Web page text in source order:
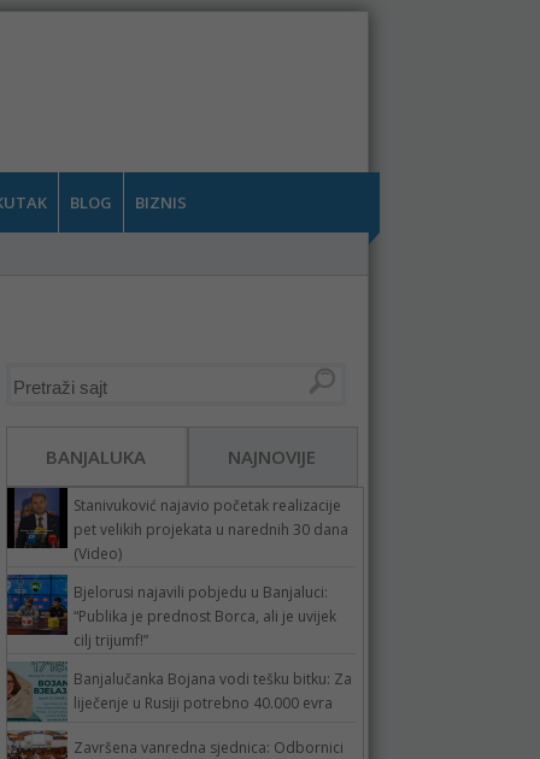
BLOG BIZNIS
BANJALUKA NAJNOVIJE
Stanivuković najavio početak realizacije
pet velikih projekata u narednih 30 dana
(Video)
Bjelorusi najavili pobjedu u Banjaluci:
“Publika je prednost Borca, ali je uvijek
cilj trijumf!”
Banjalučanka Bojana vodi tešku bitku: Za
liječenje u Rusiji potrebno 40.000 evra
Završena vanredna sjednica: Odbornici